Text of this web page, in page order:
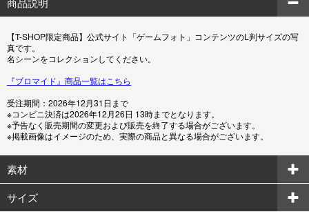
【T-SHOP限定商品】公式サイト「ゲームフォト」コンテンツのL判サイズの写
真です。
名シーンをコレクションしてください。
『ブロマイド』商品一覧はこちら
受注期間：2026年12月31日まで
※コンビニ決済は2026年12月26日 13時までとなります。
※予告なく販売期間の変更および販売を終了する場合がございます。
※掲載画像はイメージのため、実際の商品と異なる場合がございます。
素材
サイズ